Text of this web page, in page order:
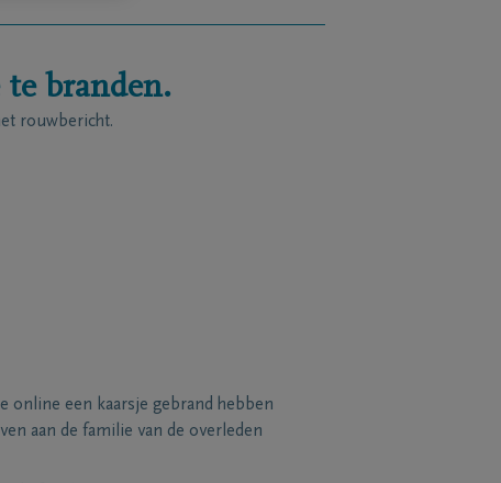
te branden.
rouwbericht.
online een kaarsje gebrand hebben
aan de familie van de overleden